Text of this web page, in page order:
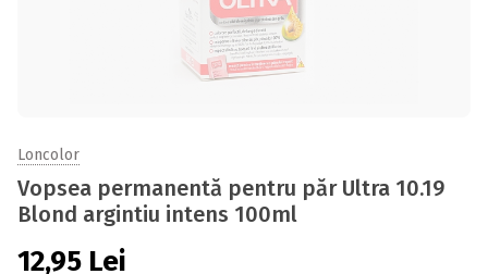
Loncolor
Vopsea permanentă pentru păr Ultra 10.19
Blond argintiu intens 100ml
12,95 Lei